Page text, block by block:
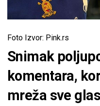
Foto Izvor: Pink.rs
Snimak
komentara,
mreža sve